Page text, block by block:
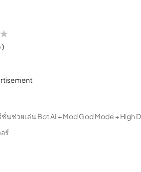
★
)
ช่วยเล่น Bot AI + Mod God Mode + High
ร์